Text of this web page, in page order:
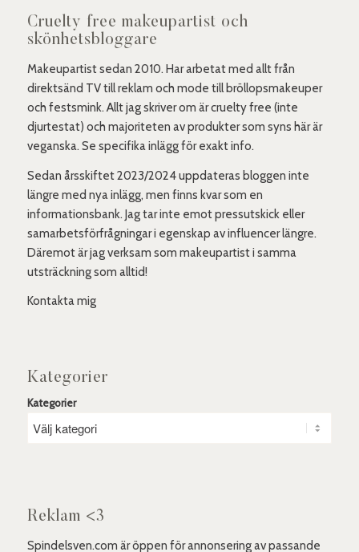
Cruelty free makeupartist och
skönhetsbloggare
Makeupartist sedan 2010. Har arbetat med allt från
direktsänd TV till reklam och mode till bröllopsmakeuper
och festsmink. Allt jag skriver om är cruelty free (inte
djurtestat) och majoriteten av produkter som syns här är
veganska. Se specifika inlägg för exakt info.
Sedan årsskiftet 2023/2024 uppdateras bloggen inte
längre med nya inlägg, men finns kvar som en
informationsbank. Jag tar inte emot pressutskick eller
samarbetsförfrågningar i egenskap av influencer längre.
Däremot är jag verksam som makeupartist i samma
utsträckning som alltid!
Kontakta mig
Kategorier
Kategorier
Reklam <3
Spindelsven.com är öppen för annonsering av passande